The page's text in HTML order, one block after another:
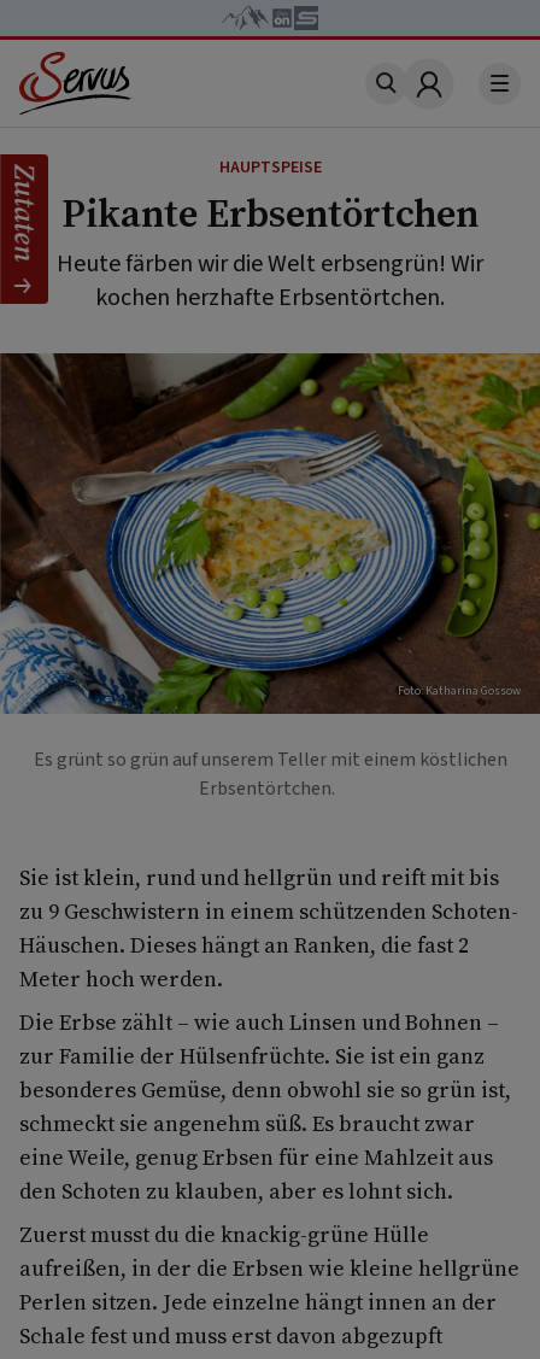
Account
HAUPTSPEISE
Pikante Erbsentörtchen
Heute färben wir die Welt erbsengrün! Wir
kochen herzhafte Erbsentörtchen.
Foto: Katharina Gossow
Es grünt so grün auf unserem Teller mit einem köstlichen
Erbsentörtchen.
Sie ist klein, rund und hellgrün und reift mit bis
zu 9 Geschwistern in einem schützenden Schoten-
Häuschen. Dieses hängt an Ranken, die fast 2
Meter hoch werden.
Die Erbse zählt – wie auch Linsen und Bohnen –
zur Familie der Hülsenfrüchte. Sie ist ein ganz
besonderes Gemüse, denn obwohl sie so grün ist,
schmeckt sie angenehm süß. Es braucht zwar
eine Weile, genug Erbsen für eine Mahlzeit aus
den Schoten zu klauben, aber es lohnt sich.
Zuerst musst du die knackig-grüne Hülle
aufreißen, in der die Erbsen wie kleine hellgrüne
Perlen sitzen. Jede einzelne hängt innen an der
Schale fest und muss erst davon abgezupft
Zutaten